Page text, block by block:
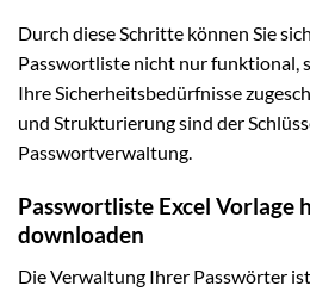
Durch diese Schritte können Sie
Passwortliste nicht nur funktional,
Ihre Sicherheitsbedürfnisse
und Strukturierung sind der
Passwortverwaltung.
Passwortliste Excel Vorlage
downloaden
Die Verwaltung Ihrer Passwörter